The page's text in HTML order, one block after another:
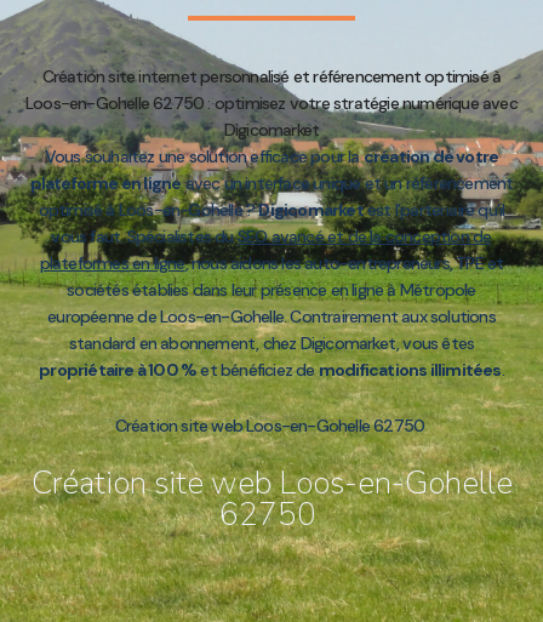
Création site internet personnalisé et référencement optimisé à
Loos-en-Gohelle 62750 : optimisez votre stratégie numérique avec
Digicomarket
Vous souhaitez une solution efficace pour lacréation de votre
plateforme en ligneavec un interface unique et un référencement
optimisé à Loos-en-Gohelle ?Digicomarketest l’partenaire qu’il
vous faut. Spécialistes duSEO avancé et de la conception de
plateformes en ligne, nous aidons les auto-entrepreneurs, TPE et
sociétés établies dans leur présence en ligne à Métropole
européenne de Loos-en-Gohelle. Contrairement aux solutions
standard en abonnement, chez Digicomarket, vous êtes
propriétaire à 100 %et bénéficiez demodifications illimitées.
Création site web Loos-en-Gohelle 62750
Création site web Loos-en-Gohelle
62750